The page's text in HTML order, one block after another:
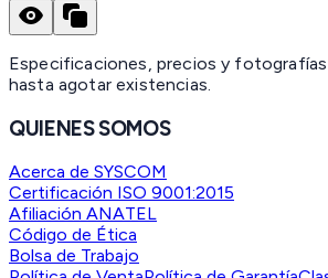
Especificaciones, precios y
hasta agotar existencias.
QUIENES SOMOS
Acerca de SYSCOM
Certificación ISO 9001:2015
Afiliación ANATEL
Código de Ética
Bolsa de Trabajo